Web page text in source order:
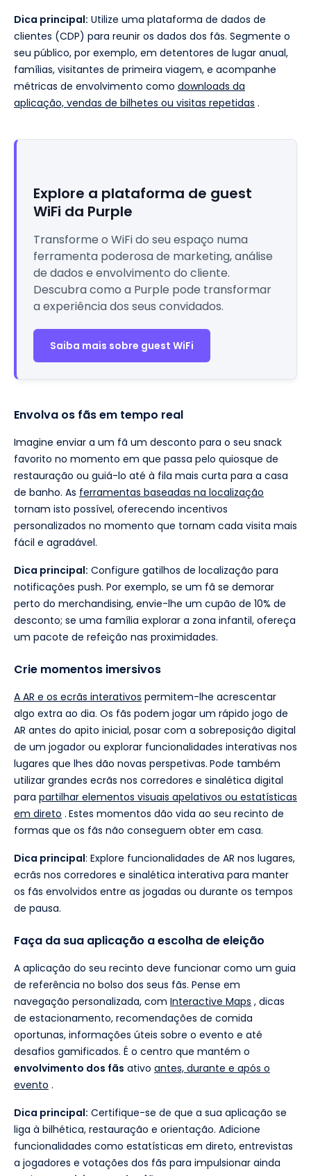
Dica principal: Utilize uma plataforma de dados de
clientes (CDP) para reunir os dados dos fãs. Segmente o
seu público, por exemplo, em detentores de lugar anual,
famílias, visitantes de primeira viagem, e acompanhe
métricas de envolvimento como downloads da
aplicação, vendas de bilhetes ou visitas repetidas .
Explore a plataforma de guest
WiFi da Purple
Transforme o WiFi do seu espaço numa
ferramenta poderosa de marketing, análise
de dados e envolvimento do cliente.
Descubra como a Purple pode transformar
a experiência dos seus convidados.
Saiba mais sobre guest WiFi
Envolva os fãs em tempo real
Imagine enviar a um fã um desconto para o seu snack
favorito no momento em que passa pelo quiosque de
restauração ou guiá-lo até à fila mais curta para a casa
de banho. As ferramentas baseadas na localização
tornam isto possível, oferecendo incentivos
personalizados no momento que tornam cada visita mais
fácil e agradável.
Dica principal: Configure gatilhos de localização para
notificações push. Por exemplo, se um fã se demorar
perto do merchandising, envie-lhe um cupão de 10% de
desconto; se uma família explorar a zona infantil, ofereça
um pacote de refeição nas proximidades.
Crie momentos imersivos
A AR e os ecrãs interativos permitem-lhe acrescentar
algo extra ao dia. Os fãs podem jogar um rápido jogo de
AR antes do apito inicial, posar com a sobreposição digital
de um jogador ou explorar funcionalidades interativas nos
lugares que lhes dão novas perspetivas. Pode também
utilizar grandes ecrãs nos corredores e sinalética digital
para partilhar elementos visuais apelativos ou estatísticas
em direto . Estes momentos dão vida ao seu recinto de
formas que os fãs não conseguem obter em casa.
Dica principal: Explore funcionalidades de AR nos lugares,
ecrãs nos corredores e sinalética interativa para manter
os fãs envolvidos entre as jogadas ou durante os tempos
de pausa.
Faça da sua aplicação a escolha de eleição
A aplicação do seu recinto deve funcionar como um guia
de referência no bolso dos seus fãs. Pense em
navegação personalizada, com Interactive Maps , dicas
de estacionamento, recomendações de comida
oportunas, informações úteis sobre o evento e até
desafios gamificados. É o centro que mantém o
envolvimento dos fãs ativo antes, durante e após o
evento .
Dica principal: Certifique-se de que a sua aplicação se
liga à bilhética, restauração e orientação. Adicione
funcionalidades como estatísticas em direto, entrevistas
a jogadores e votações dos fãs para impulsionar ainda